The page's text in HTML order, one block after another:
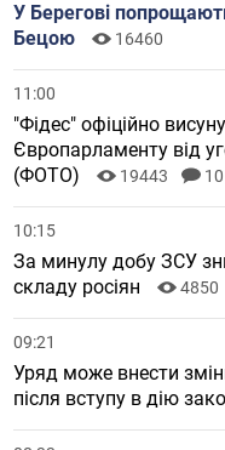
У Берегові
Бецою
16460
11:00
"Фідес" офіційно
Європарламенту від
(ФОТО)
19443 10
10:15
За минулу добу ЗСУ
складу росіян
4850
09:21
Уряд може внести
після вступу в дію